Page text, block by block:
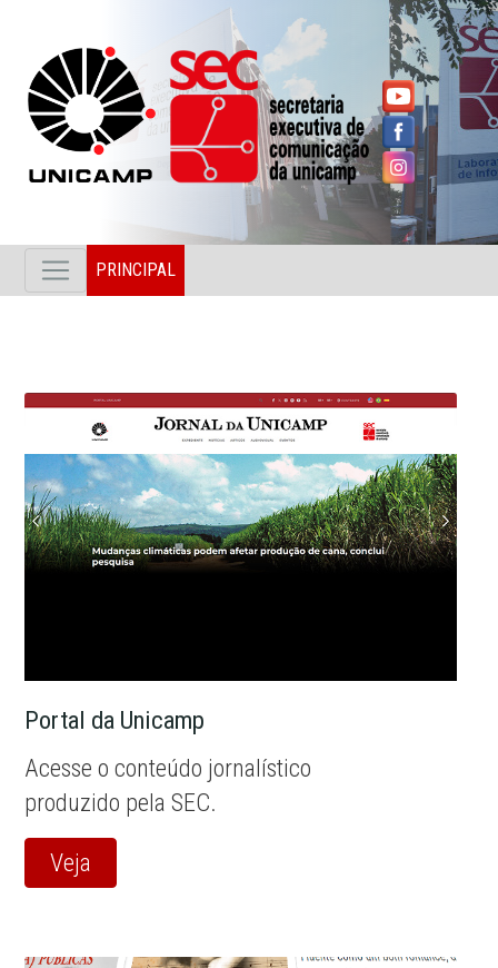
PRINCIPAL
Portal da Unicamp
Acesse o conteúdo jornalístico
produzido pela SEC.
Veja